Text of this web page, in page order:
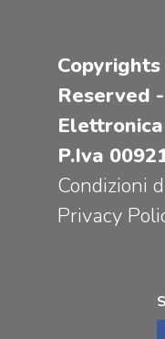
Reserved
P.Iva
Condizioni
Privacy